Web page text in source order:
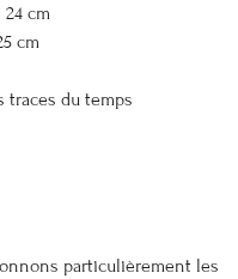
cm
cm
traces du temps
particulièrement les